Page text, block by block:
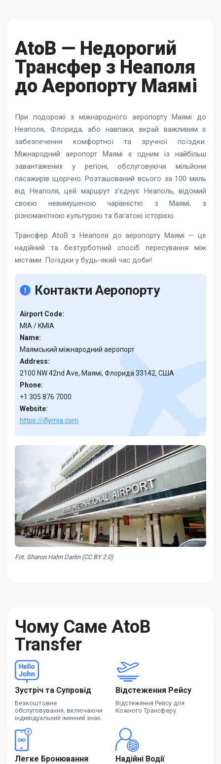
AtoB — Недорогий
Трансфер з Неаполя
до Аеропорту Маямі
При подорожі з міжнародного аеропорту Маямі до
Неаполя, Флорида, або навпаки, вкрай важливим є
забезпечення комфортної та зручної поїздки.
Міжнародний аеропорт Маямі є одним із найбільш
завантажених у регіоні, обслуговуючи мільйони
пасажирів щорічно. Розташований всього за 100 миль
від Неаполя, цей маршрут з’єднує Неаполь, відомий
своєю невимушеною чарівністю з Маямі, з
різноманітною культурою та багатою історією.
Трансфер AtoB з Неаполя до аеропорту Маямі — це
надійний та безтурботний спосіб пересування між
містами. Поїздки у будь-який час доби!
Контакти Аеропорту
Airport Code:
MIA / KMIA
Name:
Маямський міжнародний аеропорт
Address:
2100 NW 42nd Ave, Маямі, Флорида 33142, США
Phone:
+1 305 876 7000
Website:
https://iflymia.com
Fot. Sharon Hahn Darlin (CC BY 2.0)
Чому Саме AtoB
Transfer
Зустріч та Супровід
Безкоштовне
обслуговування, включаючи
індивідуальний іменний знак.
Відстеження Рейсу
Відстеження Рейсу для
Кожного Трансферу
Легке Бронювання Надійні Водії